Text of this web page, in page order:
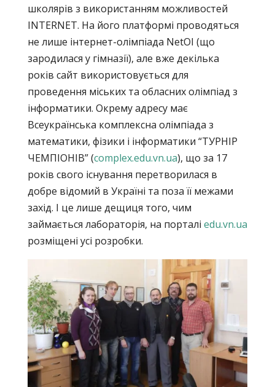
школярів з використанням можливостей
INTERNET. На його платформі проводяться
не лише інтернет-олімпіада NetOI (що
зародилася у гімназії), але вже декілька
років сайт використовується для
проведення міських та обласних олімпіад з
інформатики. Окрему адресу має
Всеукраїнська комплексна олімпіада з
математики, фізики і інформатики “ТУРНІР
ЧЕМПІОНІВ” (complex.edu.vn.ua), що за 17
років свого існування перетворилася в
добре відомий в Україні та поза її межами
захід. І це лише дещиця того, чим
займається лабораторія, на порталі edu.vn.ua
розміщені усі розробки.